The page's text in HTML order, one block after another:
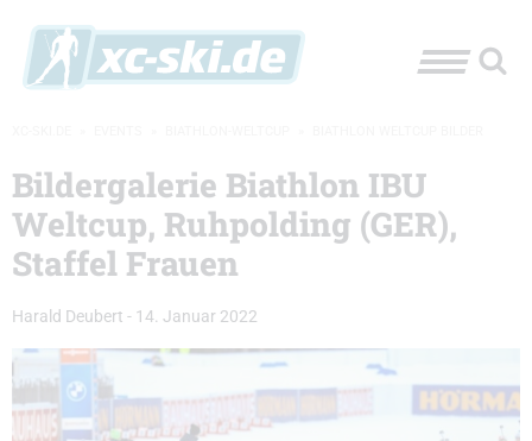
Bildergalerie Biathlon IBU
Weltcup, Ruhpolding (GER),
Staffel Frauen
Harald Deubert - 14. Januar 2022